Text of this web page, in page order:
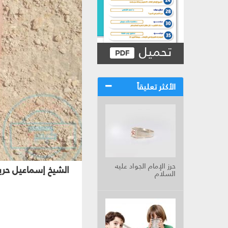
تحميل
الأكثر تعليقاً
حرز الإمام الجواد عليه
السلام الشيخ إسماعيل